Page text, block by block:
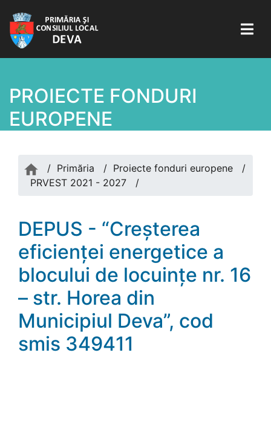
PROIECTE FONDURI
EUROPENE
/ Primăria / Proiecte fonduri europene
/
PRVEST 2021 - 2027
/
DEPUS - “Creșterea
eficienței energetice a
blocului de locuințe nr. 16
– str. Horea din
Municipiul Deva”, cod
smis 349411